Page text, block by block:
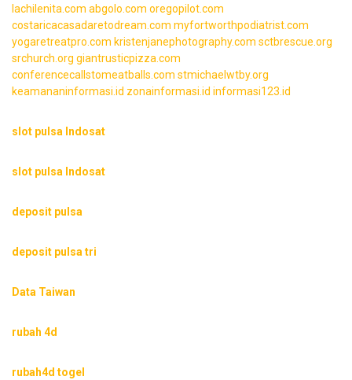
lachilenita.com abgolo.com oregopilot.com
costaricacasadaretodream.com myfortworthpodiatrist.com
yogaretreatpro.com kristenjanephotography.com sctbrescue.org
srchurch.org giantrusticpizza.com
conferencecallstomeatballs.com stmichaelwtby.org
keamananinformasi.id zonainformasi.id informasi123.id
slot pulsa Indosat
slot pulsa Indosat
deposit pulsa
deposit pulsa tri
Data Taiwan
rubah 4d
rubah4d togel